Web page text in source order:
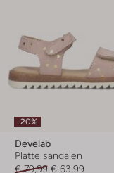
-20%
Develab
Platte sandalen
€ 79,99 € 63,99